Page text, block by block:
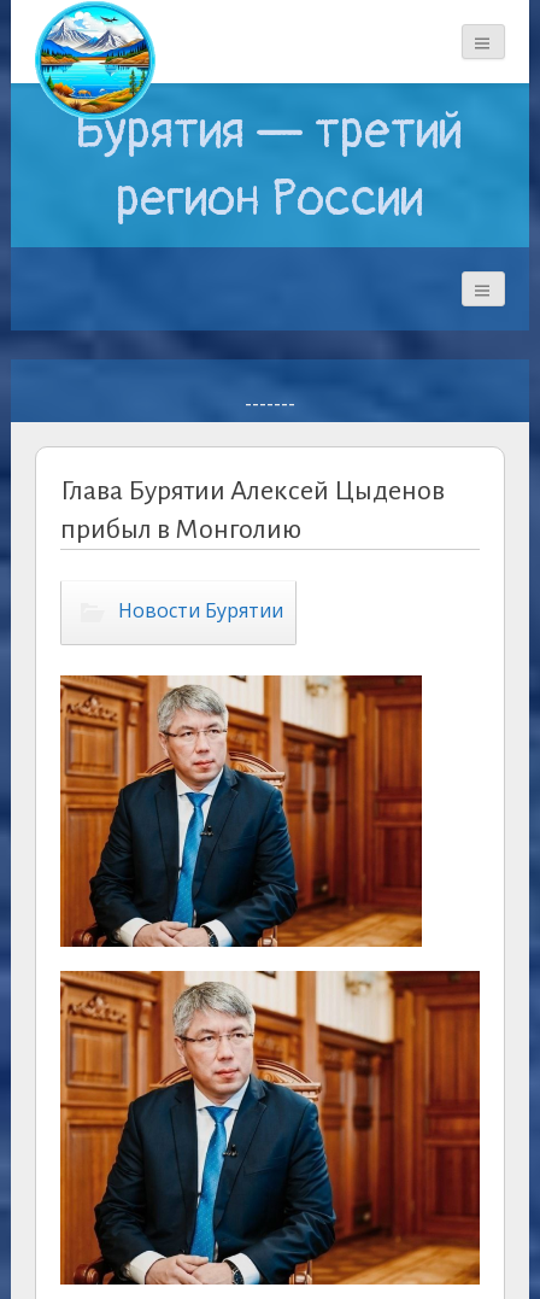
Бурятия — третий
регион России
-------
Глава Бурятии Алексей Цыденов
прибыл в Монголию
Новости Бурятии